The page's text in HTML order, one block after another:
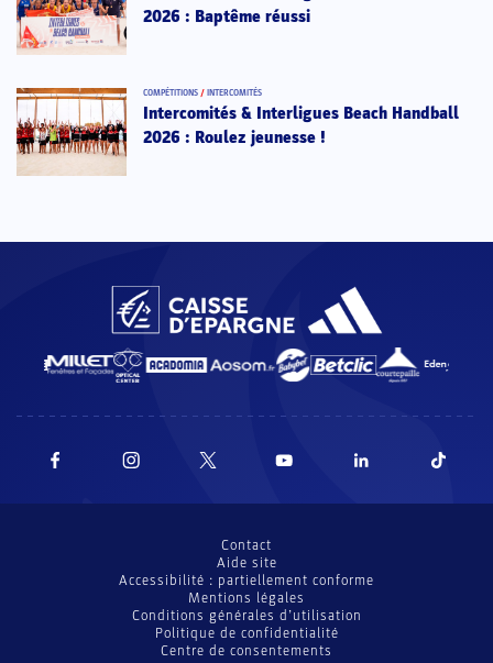
2026 : Baptême réussi
COMPÉTITIONS / INTERCOMITÉS
Intercomités & Interligues Beach Handball
2026 : Roulez jeunesse !
Contact
Aide site
Accessibilité : partiellement conforme
Mentions légales
Conditions générales d’utilisation
Politique de confidentialité
Centre de consentements